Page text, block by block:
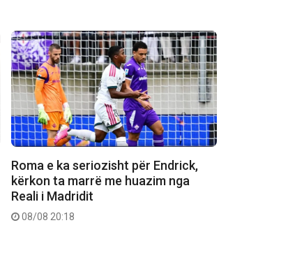
Roma e ka seriozisht për Endrick,
kërkon ta marrë me huazim nga
Reali i Madridit
08/08 20:18